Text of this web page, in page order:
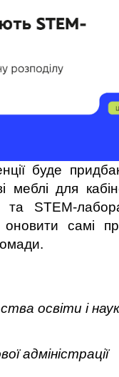
буде
для
та STEM-
оновити
освіти і
адміністрації